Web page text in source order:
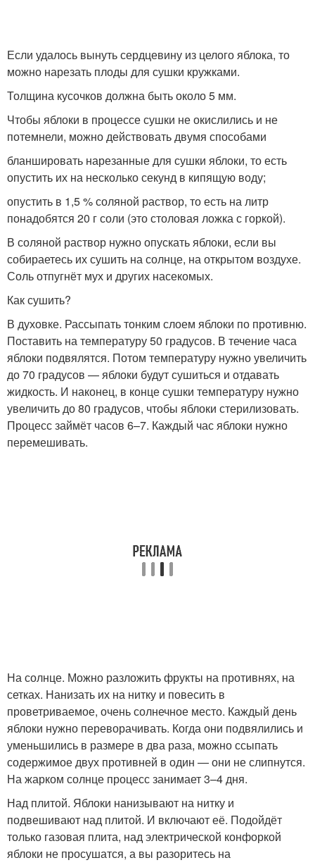
Если удалось вынуть сердцевину из целого яблока, то
можно нарезать плоды для сушки кружками.
Толщина кусочков должна быть около 5 мм.
Чтобы яблоки в процессе сушки не окислились и не
потемнели, можно действовать двумя способами
бланшировать нарезанные для сушки яблоки, то есть
опустить их на несколько секунд в кипящую воду;
опустить в 1,5 % соляной раствор, то есть на литр
понадобятся 20 г соли (это столовая ложка с горкой).
В соляной раствор нужно опускать яблоки, если вы
собираетесь их сушить на солнце, на открытом воздухе.
Соль отпугнёт мух и других насекомых.
Как сушить?
В духовке. Рассыпать тонким слоем яблоки по противню.
Поставить на температуру 50 градусов. В течение часа
яблоки подвялятся. Потом температуру нужно увеличить
до 70 градусов — яблоки будут сушиться и отдавать
жидкость. И наконец, в конце сушки температуру нужно
увеличить до 80 градусов, чтобы яблоки стерилизовать.
Процесс займёт часов 6–7. Каждый час яблоки нужно
перемешивать.
На солнце. Можно разложить фрукты на противнях, на
сетках. Нанизать их на нитку и повесить в
проветриваемое, очень солнечное место. Каждый день
яблоки нужно переворачивать. Когда они подвялились и
уменьшились в размере в два раза, можно ссыпать
содержимое двух противней в один — они не слипнутся.
На жарком солнце процесс занимает 3–4 дня.
Над плитой. Яблоки нанизывают на нитку и
подвешивают над плитой. И включают её. Подойдёт
только газовая плита, над электрической конфоркой
яблоки не просушатся, а вы разоритесь на